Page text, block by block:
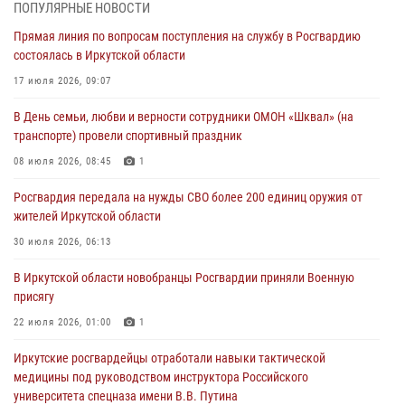
30 июля 2026, 07:37
Росгвардия передала на нужды СВО более 200 единиц оружия от
При силовой поддержке СОБР Росгвардии в Иркутской области
30 июля 2026, 04:19
В честь 10-летия Росгвардии сотрудники вневедомственной охраны
в ведомстве
29 июля 2026, 03:44
ПОПУЛЯРНЫЕ НОВОСТИ
Прямая линия по вопросам поступления на службу в Росгвардию
состоялась в Иркутской области
17 июля 2026, 09:07
В День семьи, любви и верности сотрудники ОМОН «Шквал» (на
транспорте) провели спортивный праздник
08 июля 2026, 08:45 1
Росгвардия передала на нужды СВО более 200 единиц оружия от
жителей Иркутской области
30 июля 2026, 06:13
В Иркутской области новобранцы Росгвардии приняли Военную
присягу
22 июля 2026, 01:00 1
Иркутские росгвардейцы отработали навыки тактической
медицины под руководством инструктора Российского
университета спецназа имени В.В. Путина